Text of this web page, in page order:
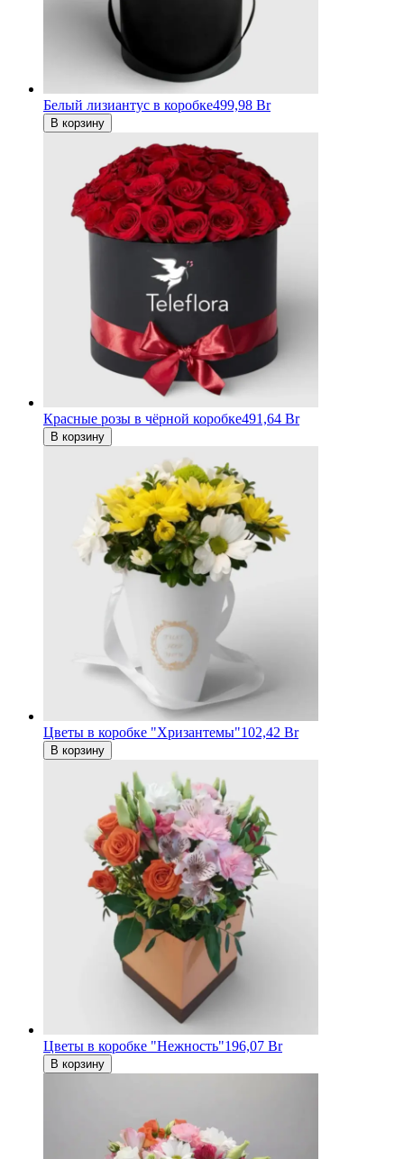
Белый лизиантус в коробке499,98 Br
В корзину
Красные розы в чёрной коробке491,64 Br
В корзину
Цветы в коробке "Хризантемы"102,42 Br
В корзину
Цветы в коробке "Нежность"196,07 Br
В корзину